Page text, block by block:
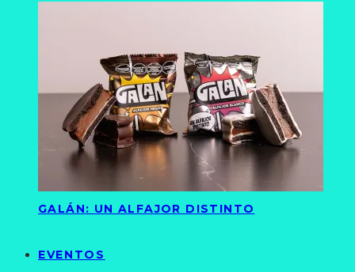
GALÁN: UN ALFAJOR DISTINTO
EVENTOS